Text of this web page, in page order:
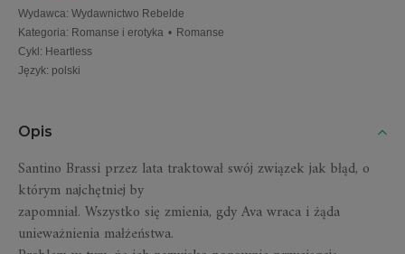
Wydawca: Wydawnictwo Rebelde
Kategoria: Romanse i erotyka • Romanse
Cykl : Heartless
Język: polski
Opis
Santino Brassi przez lata traktował swój związek jak błąd, o
którym najchętniej by
zapomniał. Wszystko się zmienia, gdy Ava wraca i żąda
unieważnienia małżeństwa.